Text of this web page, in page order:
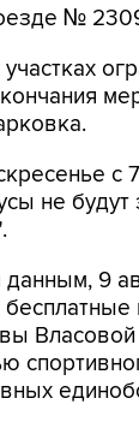
№
с
не будут
9